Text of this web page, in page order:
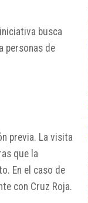
busca
personas de
previa. La visita
que la
En el caso de
con Cruz Roja.